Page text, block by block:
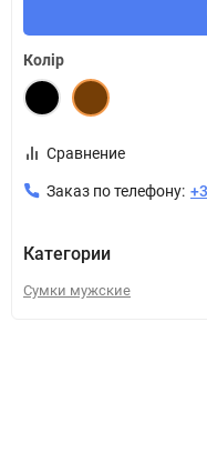
Колір
Сравнение
Заказ по телефону:
Категории
Сумки мужские